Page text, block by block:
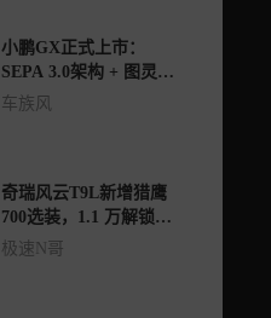
小鹏GX正式上市：
SEPA 3.0架构 + 图灵芯
片，30万级旗舰新标
车族风
奇瑞风云T9L新增猎鹰
700选装，1.1 万解锁全
场景NOA
极速N哥